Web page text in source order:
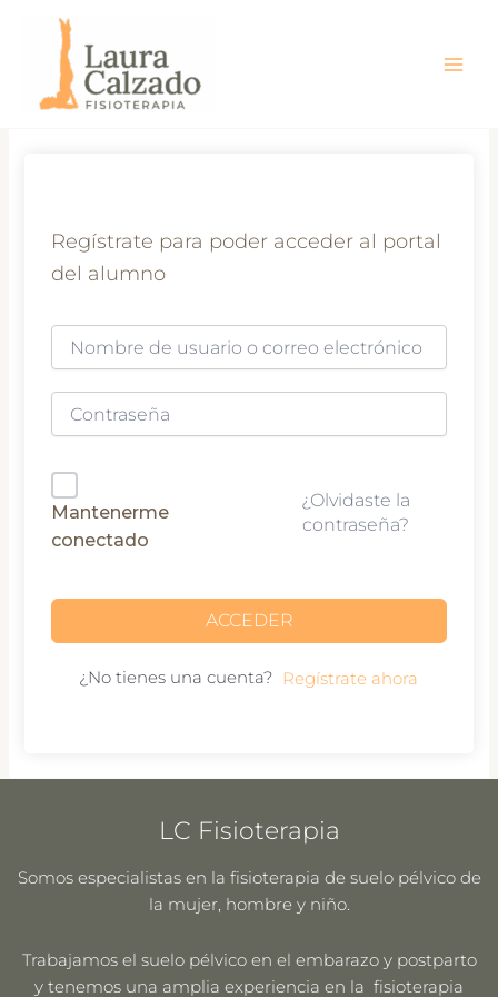
contenido
Regístrate para poder acceder al portal
del alumno
Mantenerme
conectado
¿Olvidaste la
contraseña?
ACCEDER
¿No tienes una cuenta? Regístrate ahora
LC Fisioterapia
Somos especialistas en la fisioterapia de suelo pélvico de
la mujer, hombre y niño.
Trabajamos el suelo pélvico en el embarazo y postparto
y tenemos una amplia experiencia en la fisioterapia